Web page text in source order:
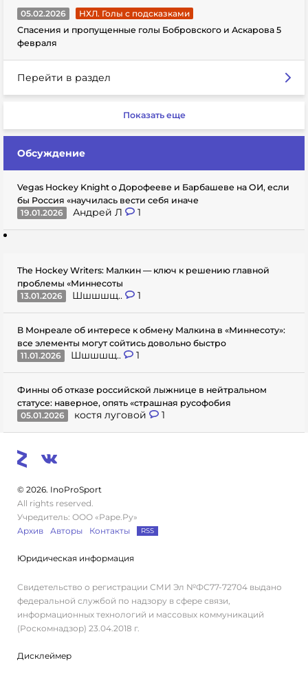
05.02.2026
НХЛ. Голы с подсказками
Спасения и пропущенные голы Бобровского и Аскарова 5
февраля
Перейти в раздел
Показать еще
Обсуждение
Vegas Hockey Knight о Дорофееве и Барбашеве на ОИ, если
бы Россия «научилась вести себя иначе
19.01.2026
Андрей Л 1
The Hockey Writers: Малкин — ключ к решению главной
проблемы «Миннесоты
13.01.2026
Шшшшщ.. 1
В Монреале об интересе к обмену Малкина в «Миннесоту»:
все элементы могут сойтись довольно быстро
11.01.2026
Шшшшщ.. 1
Финны об отказе российской лыжнице в нейтральном
статусе: наверное, опять «страшная русофобия
05.01.2026
костя луговой 1
© 2026. InoProSport
All rights reserved.
Учредитель: ООО «Раре.Ру»
Архив
Авторы Контакты RSS
Юридическая информация
Свидетельство о регистрации СМИ Эл №ФС77-72704 выдано
федеральной службой по надзору в сфере связи,
информационных технологий и массовых коммуникаций
(Роскомнадзор) 23.04.2018 г.
Дисклеймер